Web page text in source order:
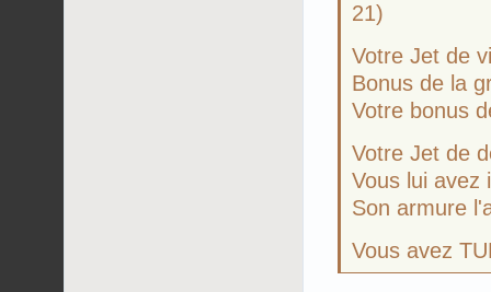
21)
Votre Jet de
Bonus de la
Votre bonus
Votre Jet de
Vous lui avez
Son armure
Vous avez